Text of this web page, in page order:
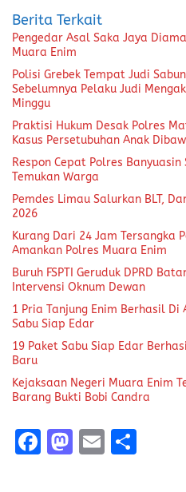
Berita Terkait
Pengedar Asal Saka Jaya
Muara Enim
Polisi Grebek Tempat Judi
Sebelumnya Pelaku Judi
Minggu
Praktisi Hukum Desak Polres
Kasus Persetubuhan Anak
Respon Cepat Polres
Temukan Warga
Pemdes Limau Salurkan BLT,
2026
Kurang Dari 24 Jam Tersangka
Amankan Polres Muara Enim
Buruh FSPTI Geruduk DPRD
Intervensi Oknum Dewan
1 Pria Tanjung Enim Berhasil
Sabu Siap Edar
19 Paket Sabu Siap Edar
Baru
Kejaksaan Negeri Muara Enim
Barang Bukti Bobi Candra
F
M E